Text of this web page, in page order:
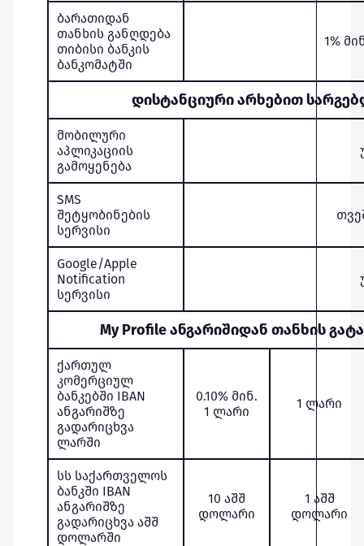
ბარათიდან
თანხის განღდება
თიბისი ბანკის
ბანკომატში
1%
დისტანციური არხებით
მობილური
აპლიკაციის
გამოყენება
SMS
შეტყობინების
სერვისი
Google/Apple
Notification
სერვისი
My Profile ანგარიშიდან თანხის
ქართულ
კომერციულ
ბანკებში IBAN
ანგარიშზე
გადარიცხვა
ლარში
0.10% მინ.
1 ლარი
1 ლარი
სს საქართველოს
ბანკში IBAN
ანგარიშზე
გადარიცხვა აშშ
დოლარში
10 აშშ
დოლარი
1 აშშ
დოლარი